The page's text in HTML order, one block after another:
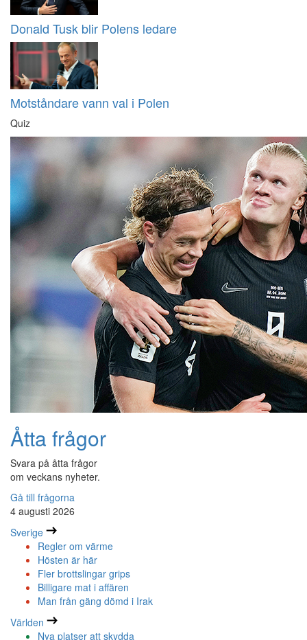
Donald Tusk blir Polens ledare
Motståndare vann val i Polen
Quiz
Åtta frågor
Svara på åtta frågor
om veckans nyheter.
Gå till frågorna
4 augusti 2026
Sverige
Regler om värme
Hösten är här
Fler brottslingar grips
Billigare mat i affären
Man från gäng dömd i Irak
Världen
Nya platser att skydda